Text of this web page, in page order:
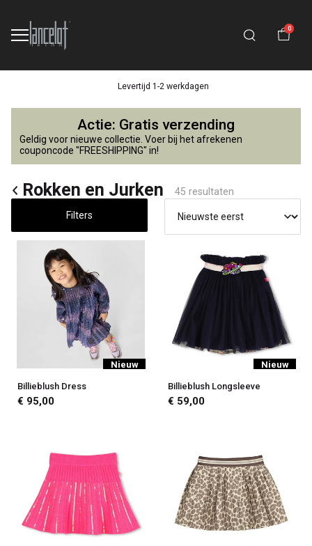
0
14 dagen retourtermijn
Rokken
en
Jurken
Lancelot
Kids
Actie: Gratis verzending
Geldig voor nieuwe collectie. Voer bij het afrekenen
couponcode "FREESHIPPING" in!
Rokken en Jurken 45 resultaten
Filters
Nieuw
Billieblush Dress
€ 95,00
Nieuw
Billieblush Longsleeve
€ 59,00